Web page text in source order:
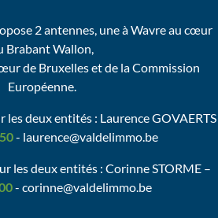
2 antennes, une à Wavre au cœur
Brabant Wallon,
de Bruxelles et de la Commission
Européenne.
les deux entités : Laurence GOVAERTS
- laurence@valdelimmo.be
les deux entités : Corinne STORME –
- corinne@valdelimmo.be